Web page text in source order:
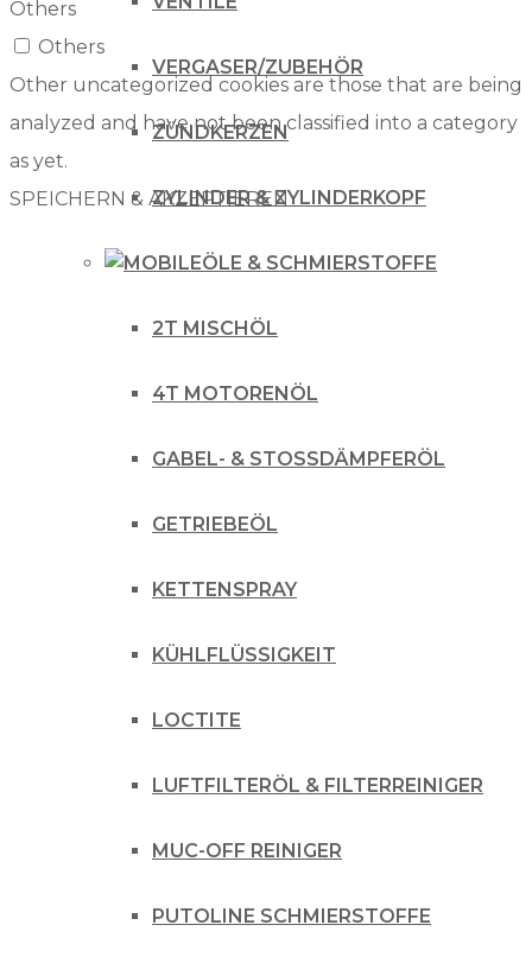
VERGASER/ZUBEHÖR
ZÜNDKERZEN
ZYLINDER & ZYLINDERKOPF
ÖLE & SCHMIERSTOFFE
2T MISCHÖL
4T MOTORENÖL
GABEL- & STOSSDÄMPFERÖL
GETRIEBEÖL
KETTENSPRAY
KÜHLFLÜSSIGKEIT
LOCTITE
LUFTFILTERÖL & FILTERREINIGER
MUC-OFF REINIGER
PUTOLINE SCHMIERSTOFFE
Others
Others
Other uncategorized cookies are those that are being
analyzed and have not been classified into a category
as yet.
SPEICHERN & AKZEPTIEREN